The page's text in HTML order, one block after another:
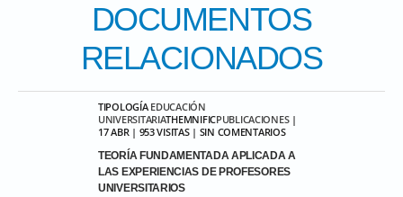
DOCUMENTOS
RELACIONADOS
TIPOLOGÍA EDUCACIÓN
UNIVERSITARIATHEMNIFICPUBLICACIONES|
17 ABR | 953 VISITAS | SIN COMENTARIOS
TEORÍA FUNDAMENTADA APLICADA A
LAS EXPERIENCIAS DE PROFESORES
UNIVERSITARIOS